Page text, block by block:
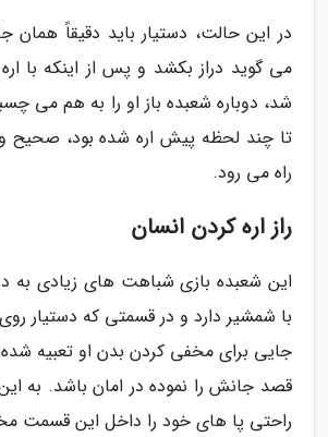
در این حالت، دستیار باید دقیقاً همان
می گوید دراز بکشد و پس از اینکه با
شد، دوباره شعبده باز او را به هم می
تا چند لحظه پیش اره شده بود، صحیح
راه می رود.
راز اره کردن انسان
این شعبده بازی شباهت های زیادی به
با شمشیر دارد و در قسمتی که دستیار
جایی برای مخفی کردن بدن او تعبیه شده
قصد جانش را نموده در امان باشد. به
راحتی پا های خود را داخل این قسمت